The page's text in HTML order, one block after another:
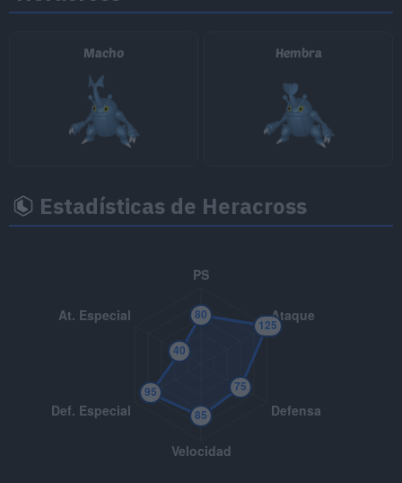
Macho Hembra
Estadísticas de Heracross